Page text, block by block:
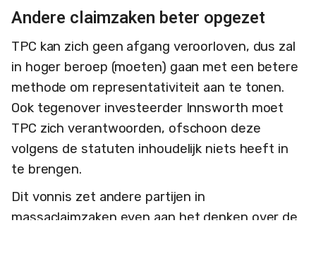
Andere claimzaken beter opgezet
TPC kan zich geen afgang veroorloven, dus zal
in hoger beroep (moeten) gaan met een betere
methode om representativiteit aan te tonen.
Ook tegenover investeerder Innsworth moet
TPC zich verantwoorden, ofschoon deze
volgens de statuten inhoudelijk niets heeft in
te brengen.
Dit vonnis zet andere partijen in
massaclaimzaken even aan het denken over de